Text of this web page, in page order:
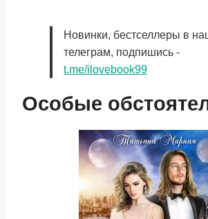
Новинки, бестселлеры в
телеграм, подпишись -
t.me/ilovebook99
Особые